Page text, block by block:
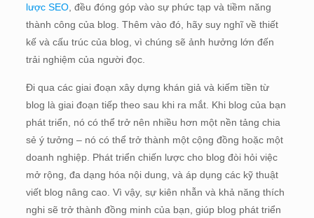
lược SEO, đều đóng góp vào sự phức tạp và tiềm năng
thành công của blog. Thêm vào đó, hãy suy nghĩ về thiết
kế và cấu trúc của blog, vì chúng sẽ ảnh hưởng lớn đến
trải nghiệm của người đọc.
Đi qua các giai đoạn xây dựng khán giả và kiếm tiền từ
blog là giai đoạn tiếp theo sau khi ra mắt. Khi blog của bạn
phát triển, nó có thể trở nên nhiều hơn một nền tảng chia
sẻ ý tưởng – nó có thể trở thành một cộng đồng hoặc một
doanh nghiệp. Phát triển chiến lược cho blog đòi hỏi việc
mở rộng, đa dạng hóa nội dung, và áp dụng các kỹ thuật
viết blog nâng cao. Vì vậy, sự kiên nhẫn và khả năng thích
nghi sẽ trở thành đồng minh của bạn, giúp blog phát triển